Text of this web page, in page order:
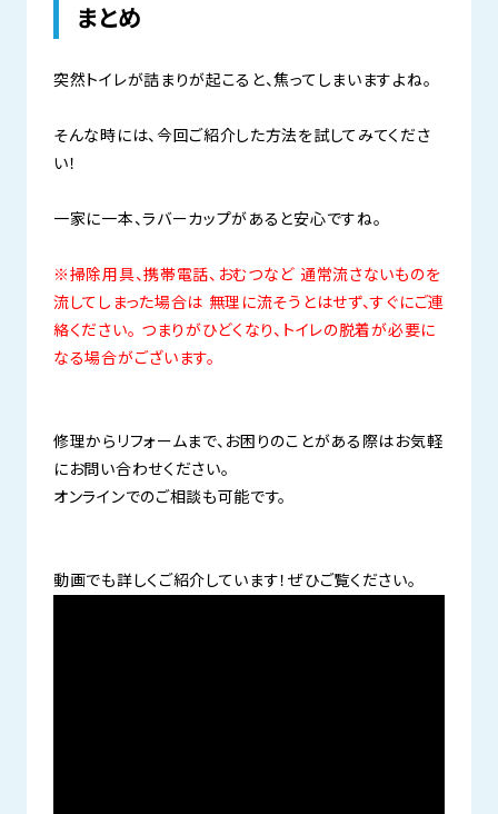
まとめ
突然トイレが詰まりが起こると、焦ってしまいますよね。
そんな時には、今回ご紹介した方法を試してみてくださ
い！
一家に一本、ラバーカップがあると安心ですね。
※掃除用具、携帯電話、おむつなど 通常流さないものを
流してしまった場合は 無理に流そうとはせず、すぐにご連
絡ください。 つまりがひどくなり、トイレの脱着が必要に
なる場合がございます。
修理からリフォームまで、お困りのことがある際はお気軽
にお問い合わせください。
オンラインでのご相談も可能です。
動画でも詳しくご紹介しています！ぜひご覧ください。